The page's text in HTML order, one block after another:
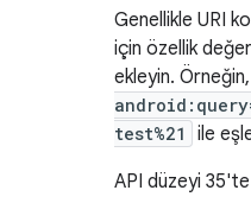
Genellikle URI
için özellik
ekleyin. Örneğin,
test%21
ile
API düzeyi 35'te